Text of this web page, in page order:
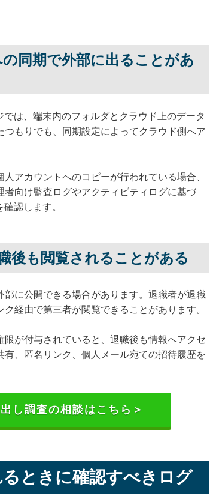
同期で外部に出ることがあ
は、端末内のフォルダとクラウド上のデータ
もりでも、同期設定によってクラウド側へア
アカウントへのコピーが行われている場合、
向け監査ログやアクティビティログに基づ
認します。
後も閲覧されることがある
に公開できる場合があります。退職者が退職
経由で第三者が閲覧できることがあります。
が付与されていると、退職後も情報へアクセ
、匿名リンク、個人メール宛ての招待履歴を
し調査の相談はこちら＞
ときに確認すべきログ